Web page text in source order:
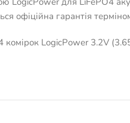
офіційна гарантія
LogicPower 3.2V